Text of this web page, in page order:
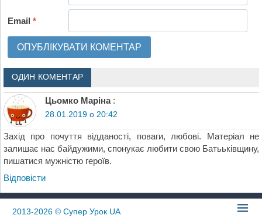
Email*
ОДИН КОМЕНТАР
Цьомко Маріна :
28.01.2019 о 20:42
Захід про почуття відданості, поваги, любові. Матеріал не
залишає нас байдужими, спонукає любити свою Батььківщину,
пишатися мужністю героїв.
Відповіcти
2013-2026 © Супер Урок UA